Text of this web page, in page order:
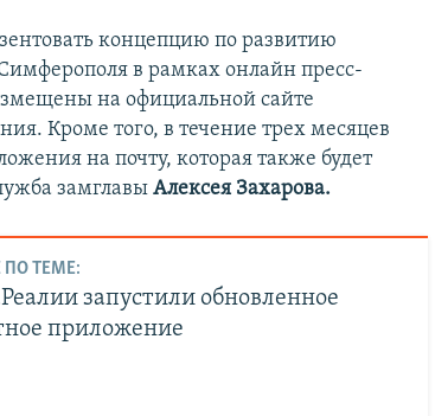
концепцию по развитию
в рамках онлайн пресс-
на официальной сайте
Кроме того, в течение трех месяцев
на почту, которая также будет
замглавыАлексея Захарова.
ТЕМЕ:
запустили обновленное
приложение